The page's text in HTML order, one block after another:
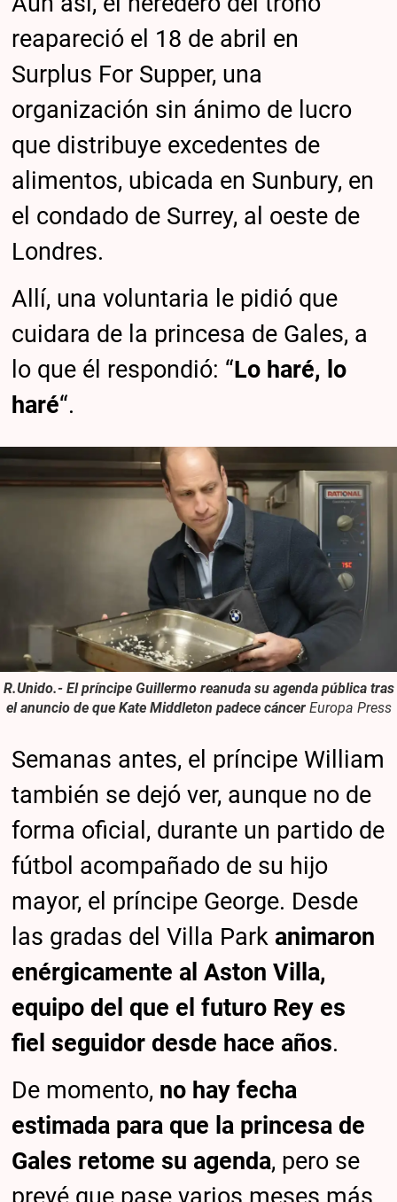
reapareció el 18 de abril en
Surplus For Supper, una
organización sin ánimo de lucro
que distribuye excedentes de
alimentos, ubicada en Sunbury, en
el condado de Surrey, al oeste de
Londres.
Allí, una voluntaria le pidió que
cuidara de la princesa de Gales, a
lo que él respondió: “Lo haré, lo
haré“.
R.Unido.- El príncipe Guillermo reanuda su agenda pública tras
el anuncio de que Kate Middleton padece cáncerEuropa Press
Semanas antes, el príncipe William
también se dejó ver, aunque no de
forma oficial, durante un partido de
fútbol acompañado de su hijo
mayor, el príncipe George. Desde
las gradas del Villa Park animaron
enérgicamente al Aston Villa,
equipo del que el futuro Rey es
fiel seguidor desde hace años.
De momento, no hay fecha
estimada para que la princesa de
Gales retome su agenda, pero se